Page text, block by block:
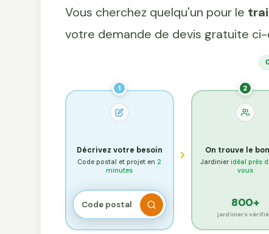
Vous cherchez quelqu'un pour le
votre demande de devis gratuite ci-
1
Décrivez votre besoin
Code postal et projet en2
minutes
2
On trouve le
Jardinieridéal près
vous
800+
jardiniers